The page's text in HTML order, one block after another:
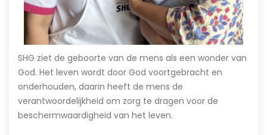
SHG ziet de geboorte van de mens als een wonder van
God. Het leven wordt door God voortgebracht en
onderhouden, daarin heeft de mens de
verantwoordelijkheid om zorg te dragen voor de
beschermwaardigheid van het leven.